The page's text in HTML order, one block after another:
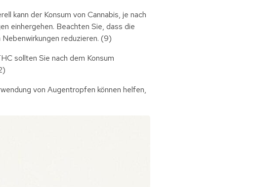
kann der Konsum von Cannabis, je nach
einhergehen. Beachten Sie, dass die
reduzieren. (9)
sollten Sie nach dem Konsum
von Augentropfen können helfen,